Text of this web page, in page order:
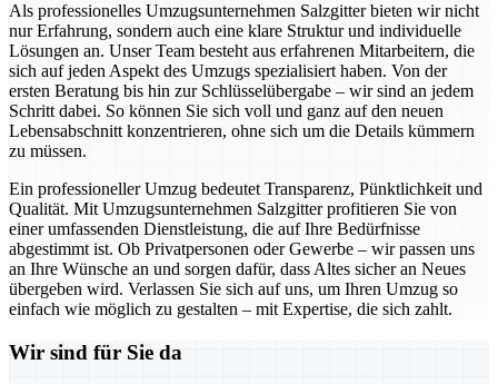
Als professionelles Umzugsunternehmen Salzgitter bieten wir nicht
nur Erfahrung, sondern auch eine klare Struktur und individuelle
Lösungen an. Unser Team besteht aus erfahrenen Mitarbeitern, die
sich auf jeden Aspekt des Umzugs spezialisiert haben. Von der
ersten Beratung bis hin zur Schlüsselübergabe – wir sind an jedem
Schritt dabei. So können Sie sich voll und ganz auf den neuen
Lebensabschnitt konzentrieren, ohne sich um die Details kümmern
zu müssen.
Ein professioneller Umzug bedeutet Transparenz, Pünktlichkeit und
Qualität. Mit Umzugsunternehmen Salzgitter profitieren Sie von
einer umfassenden Dienstleistung, die auf Ihre Bedürfnisse
abgestimmt ist. Ob Privatpersonen oder Gewerbe – wir passen uns
an Ihre Wünsche an und sorgen dafür, dass Altes sicher an Neues
übergeben wird. Verlassen Sie sich auf uns, um Ihren Umzug so
einfach wie möglich zu gestalten – mit Expertise, die sich zahlt.
Wir sind für Sie da